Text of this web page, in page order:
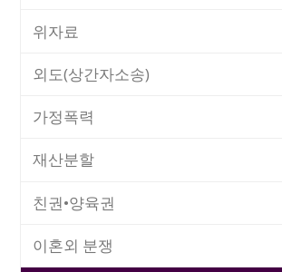
위자료
외도(상간자소송)
가정폭력
재산분할
친권•양육권
이혼외 분쟁